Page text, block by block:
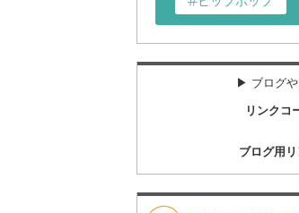
▶︎ ブログや
リンクコ
ブログ用リ